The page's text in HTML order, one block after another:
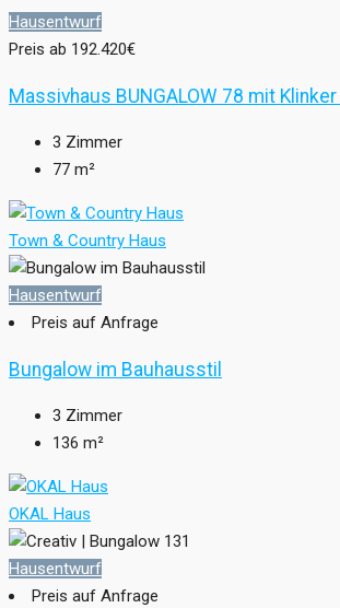
Hausentwurf
Preis ab 192.420€
Massivhaus BUNGALOW 78 mit
3 Zimmer
77 m²
Town & Country Haus
Hausentwurf
Preis auf Anfrage
Bungalow im Bauhausstil
3 Zimmer
136 m²
OKAL Haus
Hausentwurf
Preis auf Anfrage